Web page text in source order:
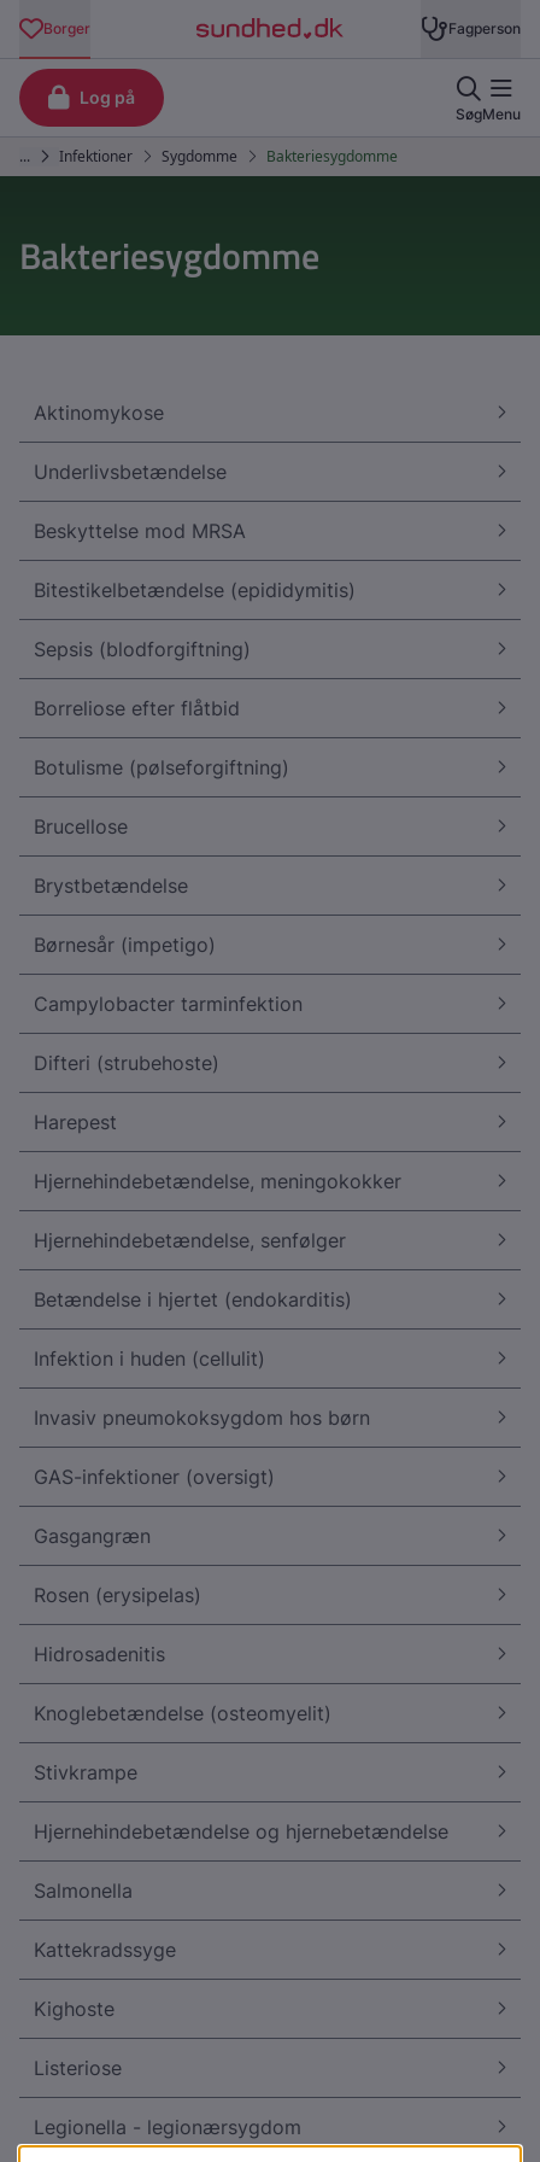
Bakteriesygdomme
Aktinomykose
Underlivsbetændelse
Beskyttelse mod MRSA
Bitestikelbetændelse (epididymitis)
Sepsis (blodforgiftning)
Borreliose efter flåtbid
Botulisme (pølseforgiftning)
Brucellose
Brystbetændelse
Børnesår (impetigo)
Campylobacter tarminfektion
Difteri (strubehoste)
Harepest
Hjernehindebetændelse, meningokokker
Hjernehindebetændelse, senfølger
Betændelse i hjertet (endokarditis)
Infektion i huden (cellulit)
Invasiv pneumokoksygdom hos børn
GAS-infektioner (oversigt)
Gasgangræn
Rosen (erysipelas)
Hidrosadenitis
Knoglebetændelse (osteomyelit)
Stivkrampe
Hjernehindebetændelse og hjernebetændelse
Salmonella
Kattekradssyge
Kighoste
Listeriose
Legionella - legionærsygdom